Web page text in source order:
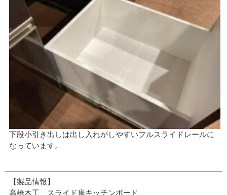
下段小引き出しは出し入れがしやすいフルスライドレールに
なっています。
【製品情報】
高橋木工 スライド扉キッチンボード